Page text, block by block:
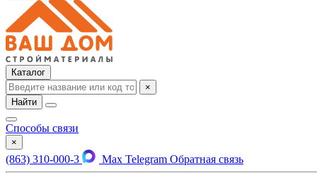
Каталог
×
Найти
Способы связи
×
(863) 310-000-3 Max Telegram Обратная связь